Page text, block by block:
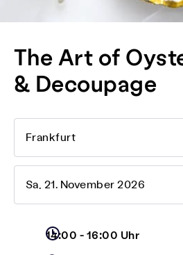
The Art of
& Decoupage
Frankfurt
Sa, 21. November 2026
14:00 - 16:00 Uhr